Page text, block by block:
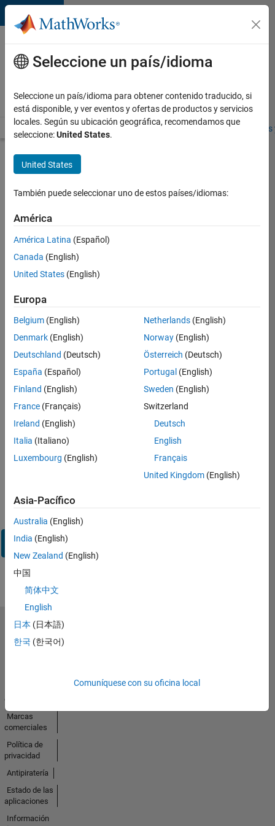
Saltar al contenido
Ofertas
de
empleo
MathWorks
Visión general Búsqueda de empleo Oficinas locales
Enviar
solicitud
Principal
Cloud
Security
Engineer
sesión
su
cuenta
empleo
Dirección de correo electrónico
su
contraseña?
Iniciar
Seleccione un país/idioma
Seleccione un país/idioma para obtener contenido traducido, si
está disponible, y ver eventos y ofertas de productos y servicios
locales. Según su ubicación geográfica, recomendamos que
seleccione:United States.
United States
También puede seleccionar uno de estos países/idiomas:
América
América Latina (Español)
Canada (English)
United States (English)
Europa
Belgium (English)
Denmark (English)
Deutschland (Deutsch)
España (Español)
Finland (English)
France (Français)
Ireland (English)
Italia (Italiano)
Luxembourg (English)
Netherlands(English)
Norway(English)
Österreich (Deutsch)
Portugal (English)
Sweden (English)
Switzerland
Deutsch
English
Français
United Kingdom(English)
Asia-Pacífico
Australia (English)
India (English)
New Zealand (English)
中国
简体中文
English
日本 (日本語)
한국 (한국어)
Comuníquese con su oficina local
América
confianza
Marcas
comerciales
Política de
privacidad
Antipiratería
Estado de las
aplicaciones
Información